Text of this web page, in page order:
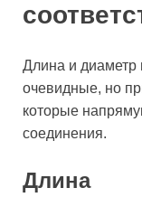
Длина и диаметр
очевидные, но
которые
соединения.
Длина